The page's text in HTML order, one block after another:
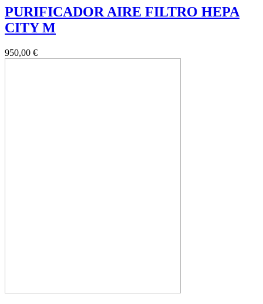
PURIFICADOR AIRE FILTRO HEPA
CITY M
950,00 €